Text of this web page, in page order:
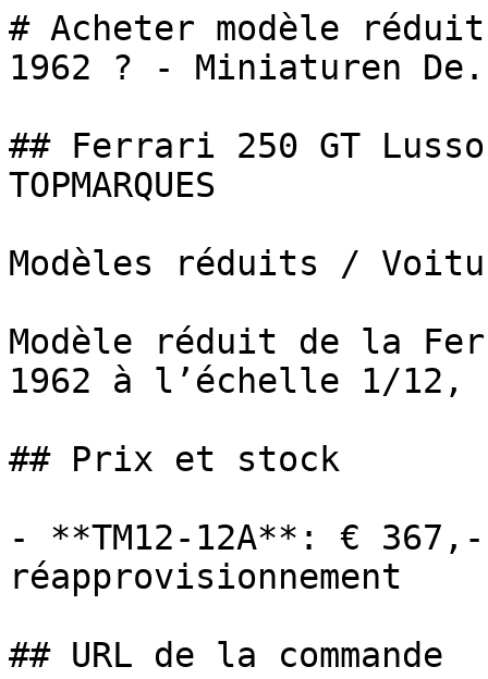
# Acheter modèle
1962 ? - Miniaturen
## Ferrari 250 GT
TOPMARQUES
Modèles réduits /
Modèle réduit de la
1962 à l’échelle 1/12,
## Prix et stock
- **TM12-12A**: €
réapprovisionnement
## URL de la commande